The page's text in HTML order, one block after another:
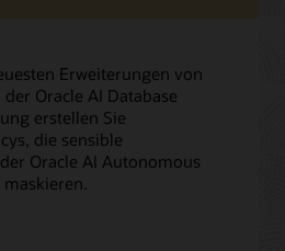
Erweiterungen von
Oracle AI Database
erstellen Sie
die sensible
Oracle AI Autonomous
maskieren.